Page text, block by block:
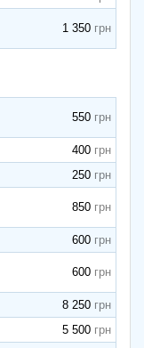
1 350
550
400
250
850
600
600
8 250
5 500